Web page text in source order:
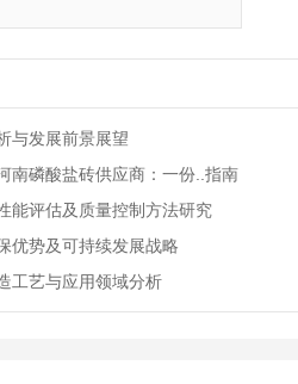
河南浇注料厂家
与发展前景展望
南磷酸盐砖供应商：一份..指南
能评估及质量控制方法研究
优势及可持续发展战略
工艺与应用领域分析